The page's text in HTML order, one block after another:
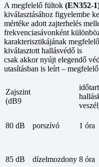
A megfelelő fültok (EN352-
kiválasztásához figyelembe
mértéke adott zajterhelés
frekvenciasávonként
karakterisztikájának
kiválasztott hallásvédő is
csak akkor nyújt elegendő
utasításban is leírt –
Zajszint
(dB9
80 dB porszívó 1 óra
85 dB dízelmozdony 8 óra